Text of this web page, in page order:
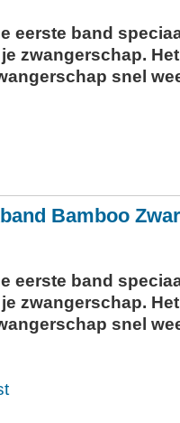
eerste band
zwangerschap. Het
snel
Bamboo
eerste band
zwangerschap. Het
snel